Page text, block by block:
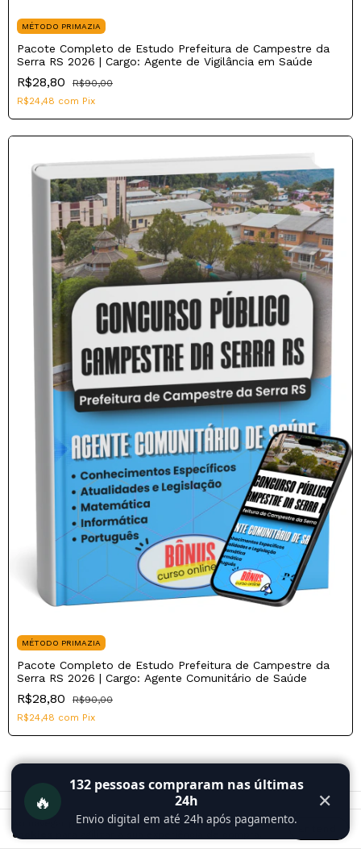
Ao navegar por este sitevocê aceita o uso de
cookies
MÉTODO PRIMAZIA
Pacote Completo de Estudo Prefeitura de Campestre da
Serra RS 2026 | Cargo: Agente de Vigilância em Saúde
R$28,80
R$90,00
R$24,48 com Pix
MÉTODO PRIMAZIA
Pacote Completo de Estudo Prefeitura de Campestre da
Serra RS 2026 | Cargo: Agente Comunitário de Saúde
R$28,80
R$90,00
R$24,48 com Pix
Siga-nos
🔥
132 pessoas compraram nas últimas
24h
Envio digital em até 24h após pagamento.
✕